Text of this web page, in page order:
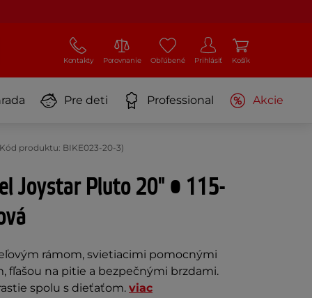
Kontakty Porovnanie Obľúbené Prihlásiť Košík
Pre deti Professional Akcie
produktu: BIKE023-20-3)
Joystar Pluto 20" • 115-
rámom, svietiacimi pomocnými
fľašou na pitie a bezpečnými brzdami.
spolu s dieťaťom. viac